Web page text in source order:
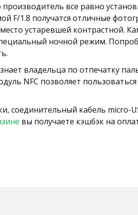
все равно
F/1.8 получатся отличные
устаревшей контрастной.
ночной режим.
владельца по отпечатку
NFC позволяет
соединительный кабель micro-
вы получаете кэшбэк на